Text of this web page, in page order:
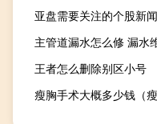
亚盘需要关注的个股新
主管道漏水怎么修 漏水
王者怎么删除别区小号
瘦胸手术大概多少钱（瘦